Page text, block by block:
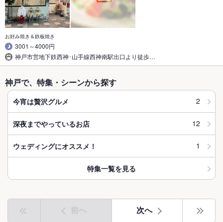
お好み焼き＆鉄板焼き
3001～4000円
神戸市営地下鉄西神･山手線西神南駅出口より徒歩…
神戸で、特集・シーンから探す
今宵は贅沢グルメ 2
深夜までやっているお店 12
ウェディングにオススメ！ 1
特集一覧を見る
前へ 次へ